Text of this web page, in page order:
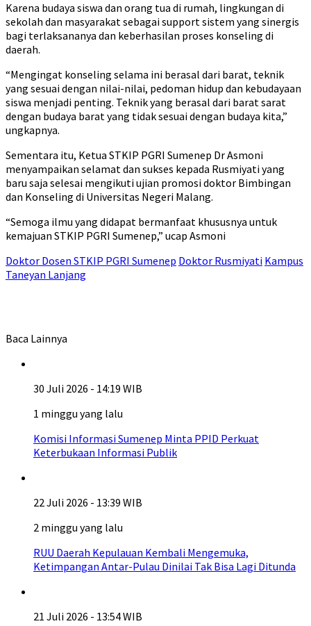
Karena budaya siswa dan orang tua di rumah, lingkungan di
sekolah dan masyarakat sebagai support sistem yang sinergis
bagi terlaksananya dan keberhasilan proses konseling di
daerah.
“Mengingat konseling selama ini berasal dari barat, teknik
yang sesuai dengan nilai-nilai, pedoman hidup dan kebudayaan
siswa menjadi penting. Teknik yang berasal dari barat sarat
dengan budaya barat yang tidak sesuai dengan budaya kita,”
ungkapnya.
Sementara itu, Ketua STKIP PGRI Sumenep Dr Asmoni
menyampaikan selamat dan sukses kepada Rusmiyati yang
baru saja selesai mengikuti ujian promosi doktor Bimbingan
dan Konseling di Universitas Negeri Malang.
“Semoga ilmu yang didapat bermanfaat khususnya untuk
kemajuan STKIP PGRI Sumenep,” ucap Asmoni
Doktor Dosen STKIP PGRI Sumenep Doktor Rusmiyati Kampus
Taneyan Lanjang
Baca Lainnya
30 Juli 2026 - 14:19 WIB
1 minggu yang lalu
Komisi Informasi Sumenep Minta PPID Perkuat
Keterbukaan Informasi Publik
22 Juli 2026 - 13:39 WIB
2 minggu yang lalu
RUU Daerah Kepulauan Kembali Mengemuka,
Ketimpangan Antar-Pulau Dinilai Tak Bisa Lagi Ditunda
21 Juli 2026 - 13:54 WIB